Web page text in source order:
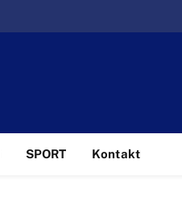
SPORT Kontakt